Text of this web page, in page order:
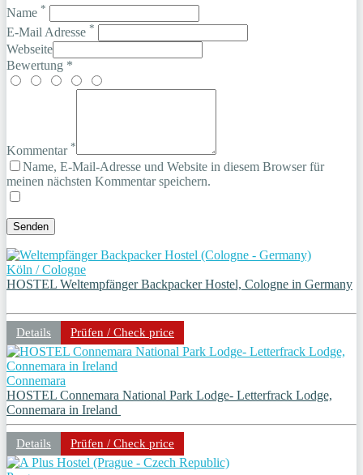
Name *
E-Mail Adresse *
Webseite
Bewertung *
Kommentar *
Name, E-Mail-Adresse und Website in diesem Browser für
meinen nächsten Kommentar speichern.
Köln / Cologne
HOSTEL Weltempfänger Backpacker Hostel, Cologne in Germany
Details Prüfen / Check price
Connemara
HOSTEL Connemara National Park Lodge- Letterfrack Lodge,
Connemara in Ireland
Details Prüfen / Check price